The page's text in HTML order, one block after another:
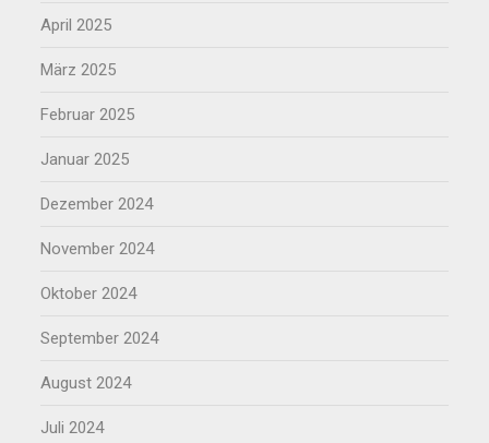
April 2025
März 2025
Februar 2025
Januar 2025
Dezember 2024
November 2024
Oktober 2024
September 2024
August 2024
Juli 2024